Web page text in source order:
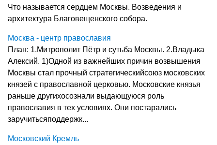
Что называется сердцем Москвы. Возведения и
архитектура Благовещенского собора.
Москва - центр православия
План: 1.Митрополит Пётр и сутьба Москвы. 2.Владыка
Алексий. 1)Одной из важнейших причин возвышения
Москвы стал прочный стратегическийсоюз московских
князей с православной церковью. Московские князья
раньше другихосознали выдающуюся роль
православия в тех условиях. Они постарались
заручитьсяподдержк...
Московский Кремль